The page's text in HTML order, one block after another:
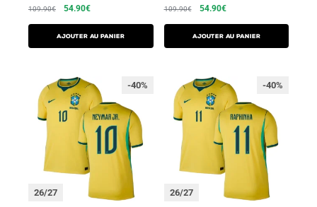
109.90€ 54.90€
AJOUTER AU PANIER
109.90€ 54.90€
AJOUTER AU PANIER
-40%
26/27
-40%
26/27